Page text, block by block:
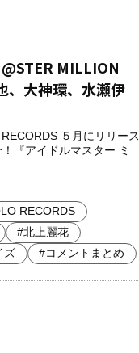
MILLION
、大神環、水瀬伊
５月にリリース
『アイドルマスター ミ
RECORDS
#北上麗花
ズ
#コメントまとめ